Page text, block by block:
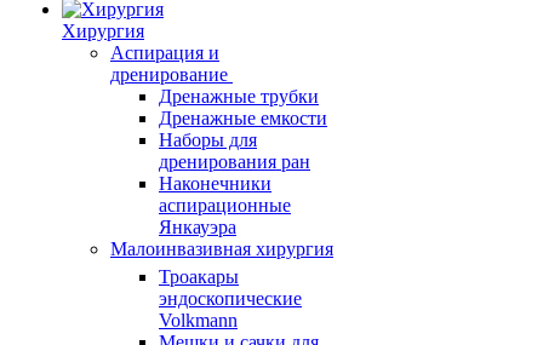
Хирургия
Аспирация и
дренирование
Дренажные трубки
Дренажные емкости
Наборы для
дренирования ран
Наконечники
аспирационные
Янкауэра
Малоинвазивная хирургия
Троакары
эндоскопические
Volkmann